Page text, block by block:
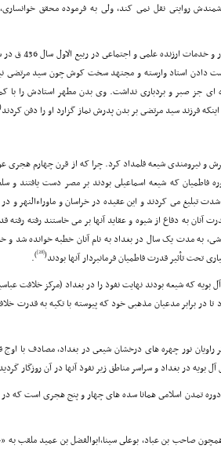
روایتى نقل نمى کند، ولى به فرموده محقق
سید مرتضى پس
دادن استاد وارسته و مجتهد سخت کوش چون سید مرتضى نیز
اى جز صبر و بردبارى نداشت. وى بدن مطهر استادش را
فرزند سید مرتضى بر بدن پدرش نماز گزارد او را دفن کردند(
و نیرومندى شیعه قلمداد کرد. چرا که از قرن چهارم هجرى
تبلیغ مى کردند و این عقیده در خراسان و ماوراءالنهر و
آنان به دفاع از شیوه و عقاید آنها بر مى خاستند رفته
به مدت یک سال در بغداد به نام آنان خطبه خوانده شد و
تحت تأثیر قدرت فاطمیان فرمانبردار آنها بودند(
[28]
)
.
بویه که شیعه بودند نهایت نفوذ را در بغداد (مرکز خلافت
در برابر مدعیان مذهبى خود که پیوسته با تکیه به قدرت
راویان نور چهره هاى درخشان شیعى در بغداد، مصادف با
بویه در بغداد و سراسر مناطق زیر نفوذ آنها در آن روزگار
تمدن اسلامى همانا سده هاى چهار و پنج هجرى است که در
صاحب بن عباد، بوعلى سینا،ابوالفضل بن عمید ملقب به